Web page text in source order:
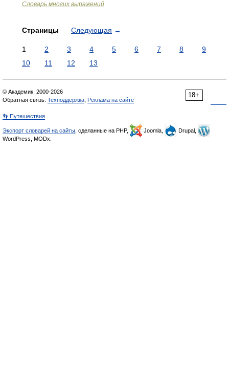
Словарь многих выражений
Страницы Следующая →
1 2 3 4 5 6 7 8
9
10
11 12 13
18+
© Академик, 2000-2026
Обратная связь: Техподдержка Реклама на сайте
👣 Путешествия
Экспорт словарей на сайты , сделанные на PHP, Joomla,
Drupal,
WordPress, MODx.